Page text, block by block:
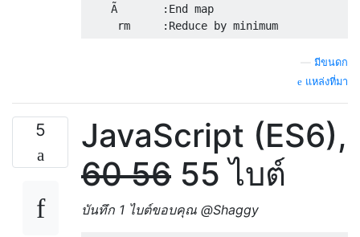
    Ã       :End map
มีขนดก
แหล่งที่มา
5
JavaScript (ES6),
6056 55 ไบต์
บันทึก 1 ไบต์ขอบคุณ @Shaggy